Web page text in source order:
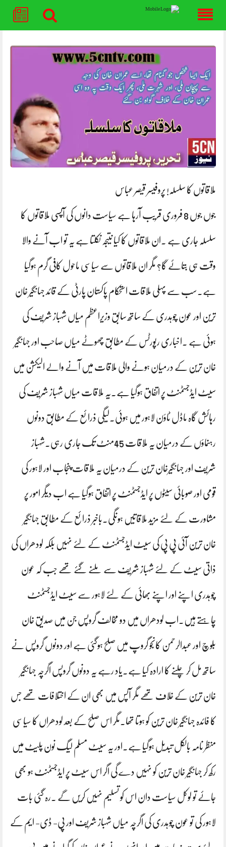
content
ملاقاتوں کا سلسلہ! پروفیسر قیصر عباس
جوں جوں 8 فروری قریب آرہا ہے سیاست دانوں کی آپسی ملاقاتوں کا
سلسلہ جاری ہے ۔ان ملاقاتوں کا کیا نتیجہ نکلتا ہے یہ تو اب آنے والا
وقت ہی بتائے گا؟ مگر ان ملاقاتوں سے سیاسی ماحول کافی گرم ہوگیا
ہے۔سب سے پہلی ملاقات استحکام پاکستان پارٹی کے قائد جہانگیر خان
ترین اور عون چوہدری کے ساتھ سابق وزیراعظم میاں شہباز شریف کی
ہوئی ہے ۔اخباری رپورٹس کے مطابق چھوٹے میاں صاحب اور جہانگیر
خان ترین کے درمیان ہونے والی ملاقات میں آنے والے الیکشن میں
سیٹ ایڈجسٹمنٹ پر اتفاق ہوگیا ہے۔یہ ملاقات میاں شہباز شریف کی
رہائش گاہ ماڈل ٹاؤن لاہور میں ہوئی۔لیگی ذرائع کے مطابق دونوں
رہنماؤں کے درمیان یہ ملاقات 45منٹ تک جاری رہی۔شہباز
شریف اور جہانگیرخان ترین کے درمیان یہ ملاقات پنجاب اور لاہور کی
قومی اور صوبائی سیٹوں پر ایڈجسٹمنٹ پر اتفاق ہوگیا ہے اب دیگر امور پر
مشاورت کے لئے مزید ملاقاتیں ہونگی۔باخبر ذرائع کے مطابق جہانگیر
خان ترین آئی پی پی کی سیٹ ایڈجسٹمنٹ کے لئے نہیں بلکہ لودھراں کی
ذاتی سیٹ کے لئے شہباز شریف سے ملنے گئے تھے جب کہ عون
چوہدری اپنے اور اپنے بھائی کے لئے لاہور سے سیٹ ایڈجسٹمنٹ
چاہتے ہیں۔اب لودھراں میں دو مخالف گروپس جن میں صدیق خان
بلوچ اور عبدالرحمن کانجو گروپ میں صلح ہوگئی ہے اور دونوں گروپس نے
ساتھ مل کر چلنے کا ارادہ کیا ہے۔یاد رہے یہ دونوں گروپس اگرچہ جہانگیر
خان ترین کے خلاف تھے مگر آپس میں بھی ان کے اختلافات تھے جس
کا فائدہ جہانگیر خان ترین کو ہوتا تھا۔مگر اس صلح کے بعد لودھراں کا سیاسی
منظر نامہ بالکل تبدیل ہوگیا ہے۔اور یہ سیٹ مسلم لیگ نون پلیٹ میں
رکھ کر جہانگیر خان ترین کو نہیں دے گی اگر اس سیٹ پر ایڈجسٹمنٹ ہو بھی
جائے تو لوکل سیاست دان اس کو تسلیم نہیں کریں گے ۔رہ گئی بات
لاہور کی تو عون چوہدری کی اگرچہ میاں شہباز شریف اور پی- ڈی- ایم کے